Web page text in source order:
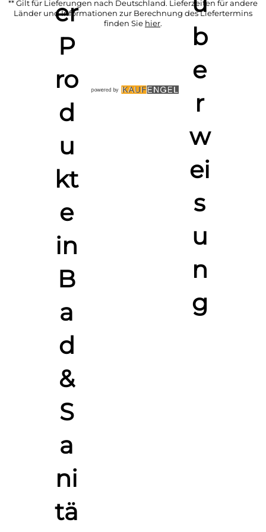
** Gilt für Lieferungen nach Deutschland. Lieferzeiten für andere
Länder und Informationen zur Berechnung des Liefertermins
finden Sie hier.